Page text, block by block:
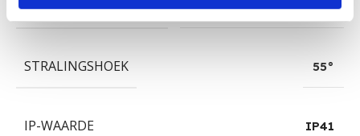
KLEURTEMPERATUUR 3000K ,4000K ,6000K
STRALINGSHOEK 55°
IP-WAARDE IP41